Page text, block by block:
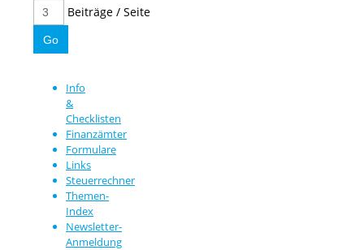
Beiträge / Seite
Info
&
Checklisten
Finanzämter
Formulare
Links
Steuerrechner
Themen-
Index
Newsletter-
Anmeldung